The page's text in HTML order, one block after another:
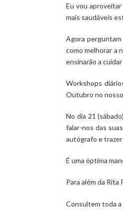
Eu vou
mais saudáveis
Agora
como melhorar a
ensinarão a
Workshops
Outubro no
No dia 21
falar-nos das
autógrafo e trazer
É uma óptima
Para além da
Consultem toda